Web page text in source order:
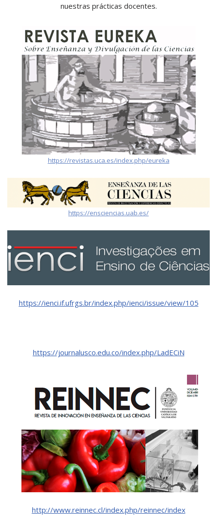
nuestras prácticas docentes.
https://revistas.uca.es/index.php/eureka
https://ensciencias.uab.es/
https://ienci.if.ufrgs.br/index.php/ienci/issue/view/105
https://journalusco.edu.co/index.php/LadECiN
http://www.reinnec.cl/index.php/reinnec/index